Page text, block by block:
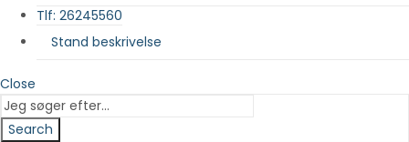
Tlf: 26245560
Stand beskrivelse
Close
Search